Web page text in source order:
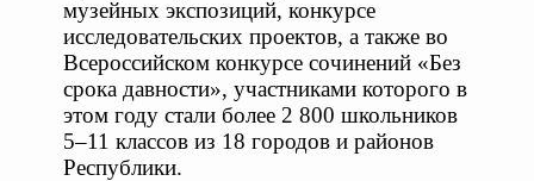
музейных экспозиций, конкурсе
исследовательских проектов, а также во
Всероссийском конкурсе сочинений «Без
срока давности», участниками которого в
этом году стали более 2 800 школьников
5–11 классов из 18 городов и районов
Республики.